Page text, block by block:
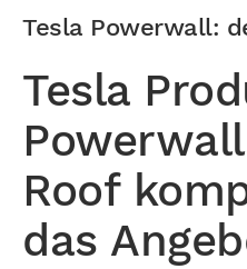
Tesla Powerwall:
Tesla
Roof
das